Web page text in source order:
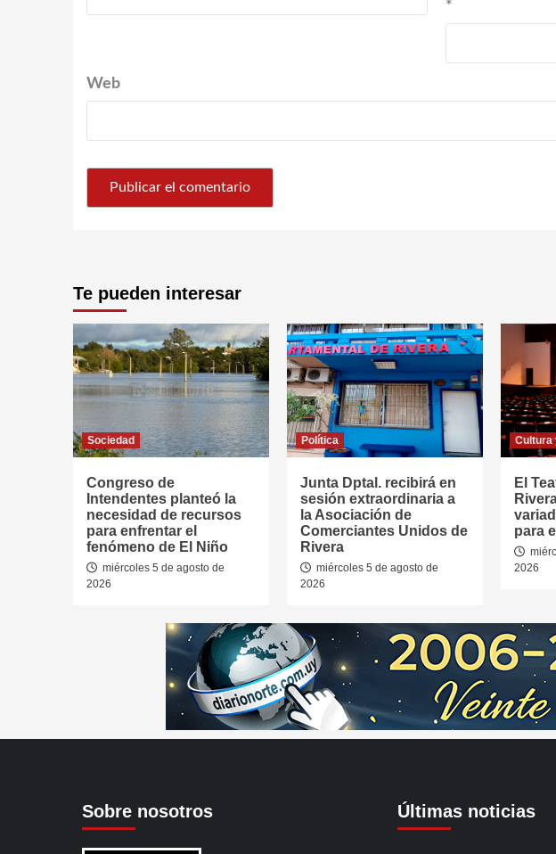
*
Web
Te pueden interesar
Sociedad
Congreso de
Intendentes planteó la
necesidad de recursos
para enfrentar el
fenómeno de El Niño
miércoles 5 de agosto de
2026
Política
Junta Dptal. recibirá en
sesión extraordinaria a
la Asociación de
Comerciantes Unidos de
Rivera
miércoles 5 de agosto de
2026
Cultura
El
para
2026
Sobre nosotros Últimas noticias